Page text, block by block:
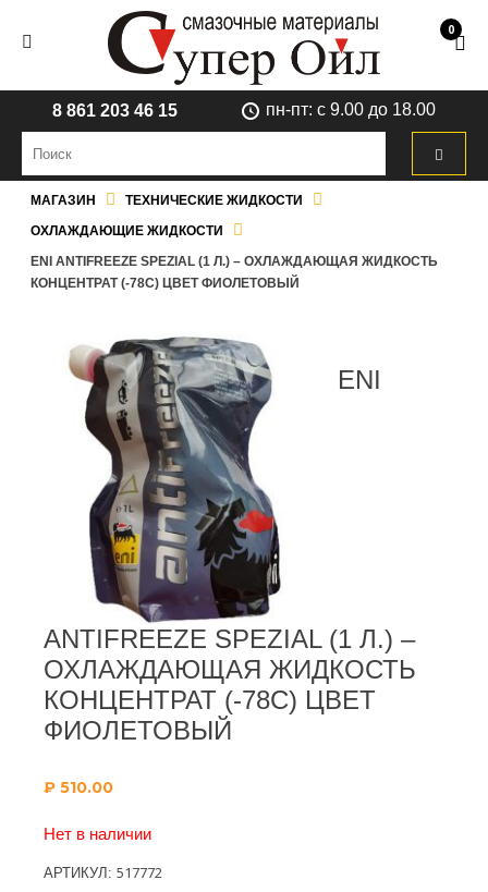
0
8 861 203 46 15 пн-пт: с 9.00 до 18.00
МАГАЗИН
ТЕХНИЧЕСКИЕ ЖИДКОСТИ
ОХЛАЖДАЮЩИЕ ЖИДКОСТИ
ENI ANTIFREEZE SPEZIAL (1 Л.) – ОХЛАЖДАЮЩАЯ ЖИДКОСТЬ
КОНЦЕНТРАТ (-78С) ЦВЕТ ФИОЛЕТОВЫЙ
ENI
ANTIFREEZE SPEZIAL (1 Л.) –
ОХЛАЖДАЮЩАЯ ЖИДКОСТЬ
КОНЦЕНТРАТ (-78С) ЦВЕТ
ФИОЛЕТОВЫЙ
₽ 510.00
Нет в наличии
АРТИКУЛ: 517772